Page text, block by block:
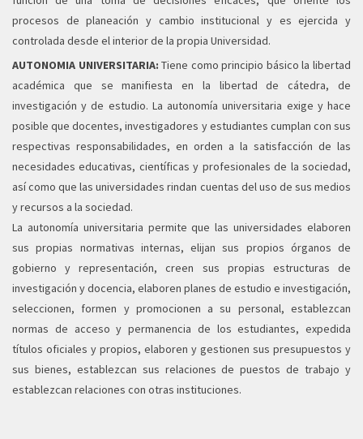
procesos de planeación y cambio institucional y es ejercida y
controlada desde el interior de la propia Universidad.
AUTONOMIA UNIVERSITARIA: Tiene como principio básico la libertad
académica que se manifiesta en la libertad de cátedra, de
investigación y de estudio. La autonomía universitaria exige y hace
posible que docentes, investigadores y estudiantes cumplan con sus
respectivas responsabilidades, en orden a la satisfacción de las
necesidades educativas, científicas y profesionales de la sociedad,
así como que las universidades rindan cuentas del uso de sus medios
y recursos a la sociedad.
La autonomía universitaria permite que las universidades elaboren
sus propias normativas internas, elijan sus propios órganos de
gobierno y representación, creen sus propias estructuras de
investigación y docencia, elaboren planes de estudio e investigación,
seleccionen, formen y promocionen a su personal, establezcan
normas de acceso y permanencia de los estudiantes, expedida
títulos oficiales y propios, elaboren y gestionen sus presupuestos y
sus bienes, establezcan sus relaciones de puestos de trabajo y
establezcan relaciones con otras instituciones.